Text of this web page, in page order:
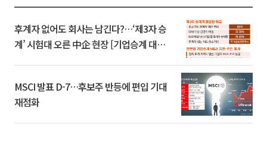
후계자 없어도 회사는 남긴다?…‘제3자 승
계’ 시험대 오른 中企 현장 [기업승계 대전
MSCI 발표 D-7…후보주 반등에 편입 기대
재점화